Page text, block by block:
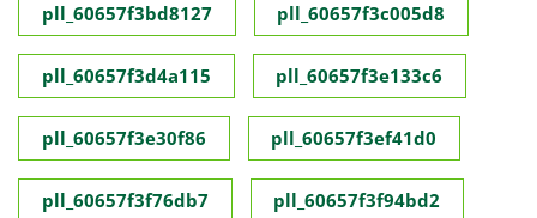
pll_60657f3bd8127 pll_60657f3c005d8
pll_60657f3d4a115 pll_60657f3e133c6
pll_60657f3e30f86 pll_60657f3ef41d0
pll_60657f3f76db7 pll_60657f3f94bd2